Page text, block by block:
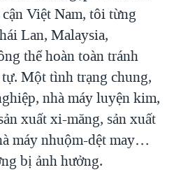
Việt Nam, tôi từng
Lan, Malaysia,
thể hoàn toàn tránh
Một tình trạng chung,
nhà máy luyện kim,
xuất xi-măng, sản xuất
máy nhuộm-dệt may…
bị ảnh hưởng.